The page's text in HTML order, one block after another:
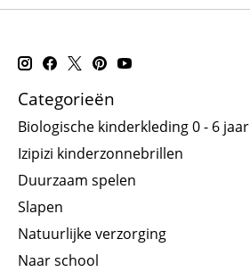
Categorieën
Biologische kinderkleding 0 - 6 jaar
Izipizi kinderzonnebrillen
Duurzaam spelen
Slapen
Natuurlijke verzorging
Naar school